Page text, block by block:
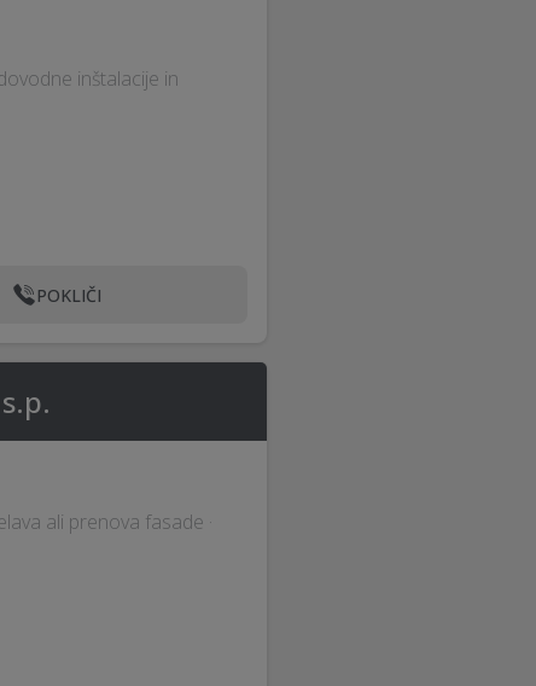
inštalacije in
POKLIČI
ali prenova fasade ·